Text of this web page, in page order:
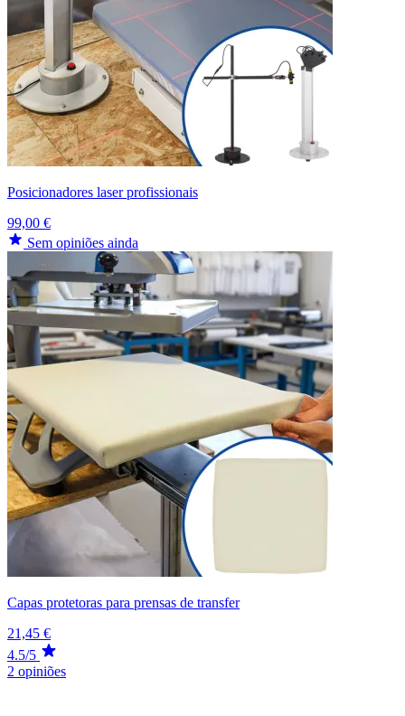
Posicionadores laser profissionais
99,00 €
Sem opiniões ainda
Capas protetoras para prensas de transfer
21,45 €
4.5/5
2 opiniões